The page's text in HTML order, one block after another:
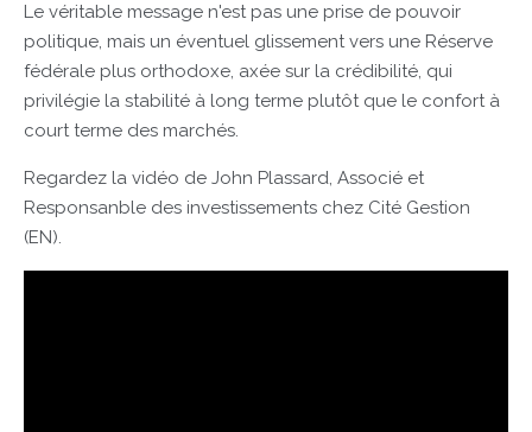
Le véritable message n'est pas une prise de pouvoir
politique, mais un éventuel glissement vers une Réserve
fédérale plus orthodoxe, axée sur la crédibilité, qui
privilégie la stabilité à long terme plutôt que le confort à
court terme des marchés.
Regardez la vidéo de John Plassard, Associé et
Responsanble des investissements chez Cité Gestion
(EN).